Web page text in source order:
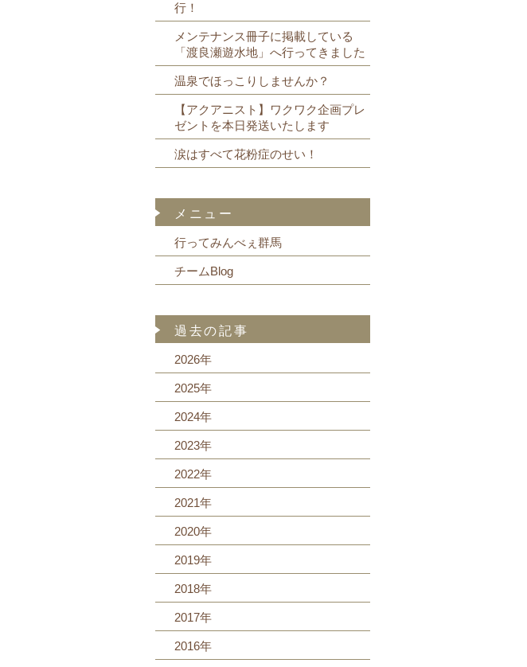
行！
メンテナンス冊子に掲載している
「渡良瀬遊水地」へ行ってきました
温泉でほっこりしませんか？
【アクアニスト】ワクワク企画プレ
ゼントを本日発送いたします
涙はすべて花粉症のせい！
メニュー
行ってみんべぇ群馬
チームBlog
過去の記事
2026年
2025年
2024年
2023年
2022年
2021年
2020年
2019年
2018年
2017年
2016年